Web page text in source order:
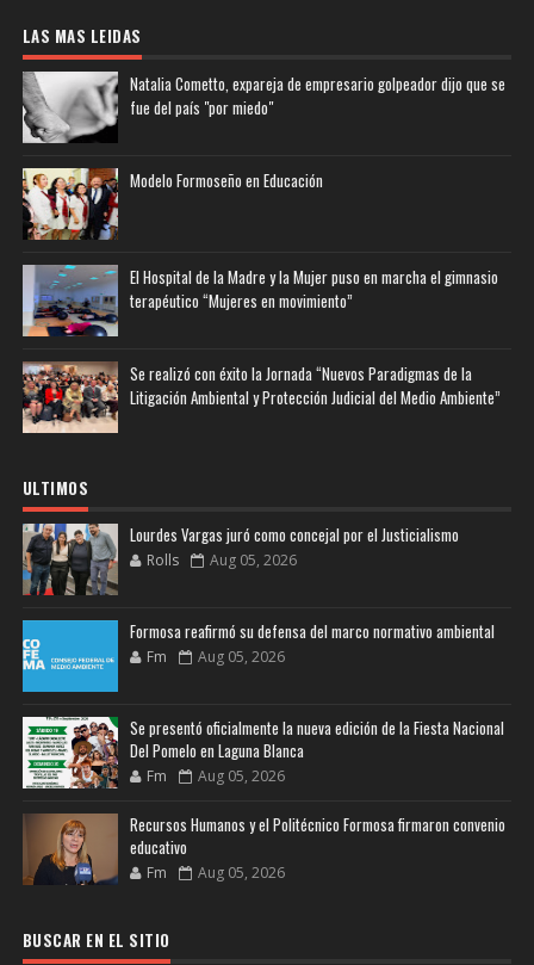
LAS MAS LEIDAS
Natalia Cometto, expareja de empresario golpeador dijo que se
fue del país "por miedo"
Modelo Formoseño en Educación
El Hospital de la Madre y la Mujer puso en marcha el gimnasio
terapéutico “Mujeres en movimiento”
Se realizó con éxito la Jornada “Nuevos Paradigmas de la
Litigación Ambiental y Protección Judicial del Medio Ambiente”
ULTIMOS
Lourdes Vargas juró como concejal por el Justicialismo
Rolls Aug 05, 2026
Formosa reafirmó su defensa del marco normativo ambiental
Fm Aug 05, 2026
Se presentó oficialmente la nueva edición de la Fiesta Nacional
Del Pomelo en Laguna Blanca
Fm Aug 05, 2026
Recursos Humanos y el Politécnico Formosa firmaron convenio
educativo
Fm Aug 05, 2026
BUSCAR EN EL SITIO